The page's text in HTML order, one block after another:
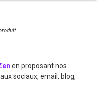
en proposant nos
sociaux, email, blog,